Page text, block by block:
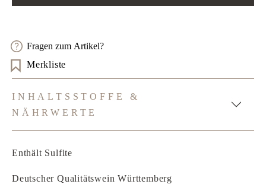
Fragen zum Artikel?
Merkliste
INHALTSSTOFFE &
NÄHRWERTE
Enthält Sulfite
Deutscher Qualitätswein Württemberg